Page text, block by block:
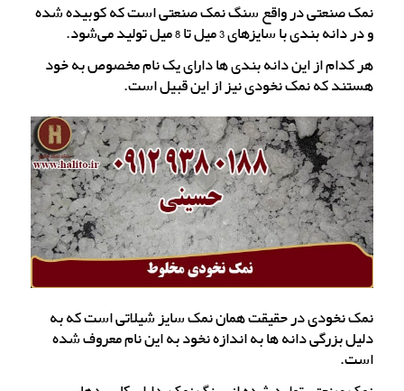
نمک صنعتی در واقع سنگ نمک صنعتی است که کوبیده شده
و در دانه بندی با سایزهای 3 میل تا 8 میل تولید می‌شود.
هر کدام از این دانه بندی ها دارای یک نام مخصوص به خود
هستند که نمک نخودی نیز از این قبیل است.
نمک نخودی در حقیقت همان نمک سایز شیلاتی است که به
دلیل بزرگی دانه ها به اندازه نخود به این نام معروف شده
است.